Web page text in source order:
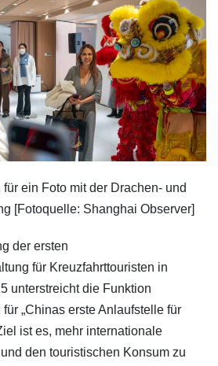
ein Foto mit der Drachen- und
[Fotoquelle: Shanghai Observer]
der ersten
für Kreuzfahrttouristen in
unterstreicht die Funktion
„Chinas erste Anlaufstelle für
ist es, mehr internationale
den touristischen Konsum zu